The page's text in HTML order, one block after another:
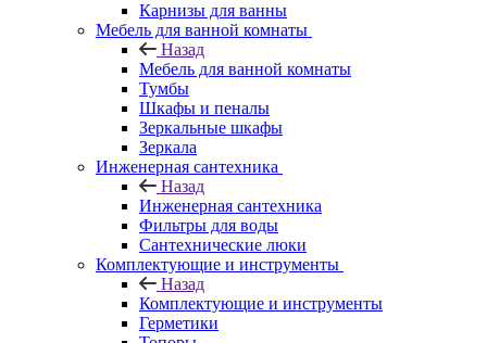
Карнизы для ванны
Мебель для ванной комнаты
Назад
Мебель для ванной комнаты
Тумбы
Шкафы и пеналы
Зеркальные шкафы
Зеркала
Инженерная сантехника
Назад
Инженерная сантехника
Фильтры для воды
Сантехнические люки
Комплектующие и инструменты
Назад
Комплектующие и инструменты
Герметики